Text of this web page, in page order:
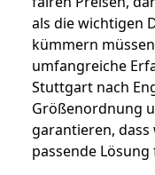
als die wichtigen
kümmern
umfangreiche
Stuttgart nach
Größenordnung
garantieren,
passende